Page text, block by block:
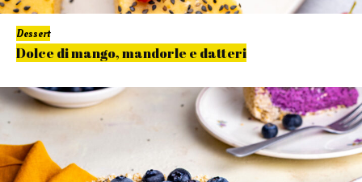
Dessert
Dolce di mango, mandorle e datteri